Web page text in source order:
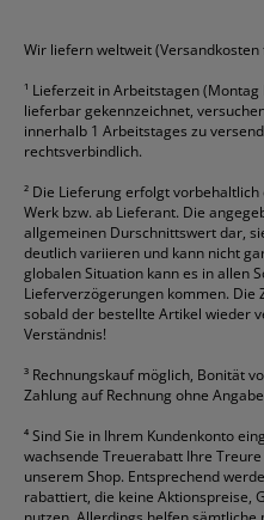
HP
Wir liefern weltweit
¹ Lieferzeit in Arbeitstagen
lieferbar gekennzeichnet,
innerhalb 1 Arbeitstages zu
rechtsverbindlich.
² Die Lieferung erfolgt
Werk bzw. ab Lieferant. Die
allgemeinen Durschnittswert dar,
deutlich variieren und kann nicht
globalen Situation kann es in allen
Lieferverzögerungen kommen.
sobald der bestellte Artikel wieder
Verständnis!
³ Rechnungskauf möglich, Bonität
Zahlung auf Rechnung ohne
⁴Sind Sie in Ihrem Kundenkonto
wachsende Treuerabatt Ihre
unserem Shop. Entsprechend
rabattiert, die keine Aktionspreise,